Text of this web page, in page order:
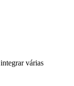
várias